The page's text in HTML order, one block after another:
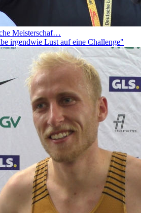
Meisterschaf…
irgendwie Lust auf eine Challenge"